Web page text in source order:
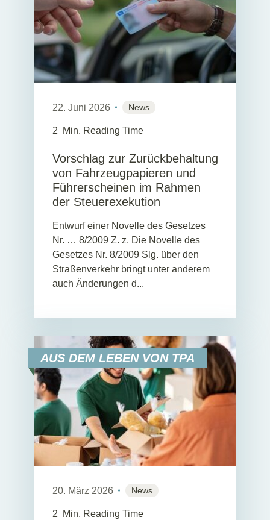
22. Juni 2026 News
2 Min. Reading Time
Vorschlag zur Zurückbehaltung
von Fahrzeugpapieren und
Führerscheinen im Rahmen
der Steuerexekution
Entwurf einer Novelle des Gesetzes
Nr. … 8/2009 Z. z. Die Novelle des
Gesetzes Nr. 8/2009 Slg. über den
Straßenverkehr bringt unter anderem
auch Änderungen d...
AUS DEM LEBEN VON TPA
20. März 2026 News
2 Min. Reading Time